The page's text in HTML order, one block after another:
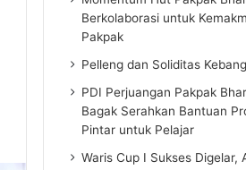
Berkolaborasi untuk
Pakpak
Pelleng dan Soliditas
PDI Perjuangan Pakpak
Bagak Serahkan Bantuan
Pintar untuk Pelajar
Waris Cup I Sukses Digelar,